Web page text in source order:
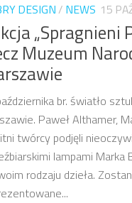
DESIGN / NEWS 15
„Spragnieni
Muzeum
br. światło
Paweł Althamer,
twórcy podjęli
lampami
rodzaju dzieła.